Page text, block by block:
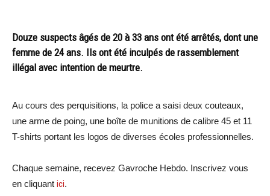
Douze suspects âgés de 20 à 33 ans ont été arrêtés, dont une
femme de 24 ans. Ils ont été inculpés de rassemblement
illégal avec intention de meurtre.
Au cours des perquisitions, la police a saisi deux couteaux,
une arme de poing, une boîte de munitions de calibre 45 et 11
T-shirts portant les logos de diverses écoles professionnelles.
Chaque semaine, recevez Gavroche Hebdo. Inscrivez vous
en cliquant ici.